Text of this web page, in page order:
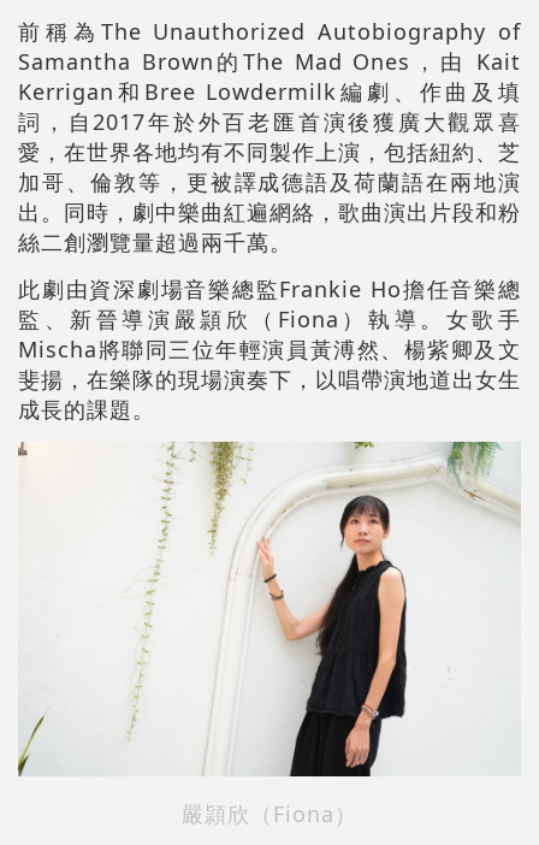
前稱為The Unauthorized Autobiography of
Samantha Brown的The Mad Ones，由 Kait
Kerrigan和Bree Lowdermilk編劇、作曲及填
詞，自2017年於外百老匯首演後獲廣大觀眾喜
愛，在世界各地均有不同製作上演，包括紐約、芝
加哥、倫敦等，更被譯成德語及荷蘭語在兩地演
出。同時，劇中樂曲紅遍網絡，歌曲演出片段和粉
絲二創瀏覽量超過兩千萬。
此劇由資深劇場音樂總監Frankie Ho擔任音樂總
監、新晉導演嚴頴欣（Fiona）執導。女歌手
Mischa將聯同三位年輕演員黃溥然、楊紫卿及文
斐揚，在樂隊的現場演奏下，以唱帶演地道出女生
成長的課題。
嚴頴欣（Fiona）